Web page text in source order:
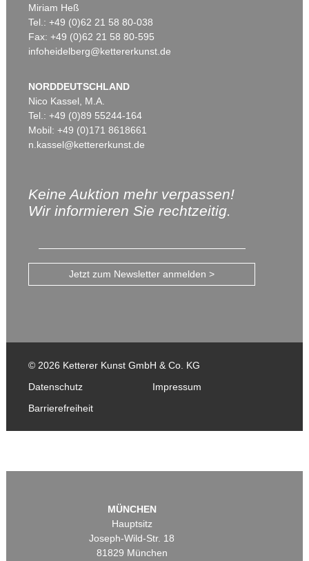
Miriam Heß
Tel.: +49 (0)62 21 58 80-038
Fax: +49 (0)62 21 58 80-595
infoheidelberg@kettererkunst.de
NORDDEUTSCHLAND
Nico Kassel, M.A.
Tel.: +49 (0)89 55244-164
Mobil: +49 (0)171 8618661
n.kassel@kettererkunst.de
Keine Auktion mehr verpassen!
Wir informieren Sie rechtzeitig.
Jetzt zum Newsletter anmelden >
© 2026 Ketterer Kunst GmbH & Co. KG
Datenschutz
Impressum
Barrierefreiheit
MÜNCHEN
Hauptsitz
Joseph-Wild-Str. 18
81829 München